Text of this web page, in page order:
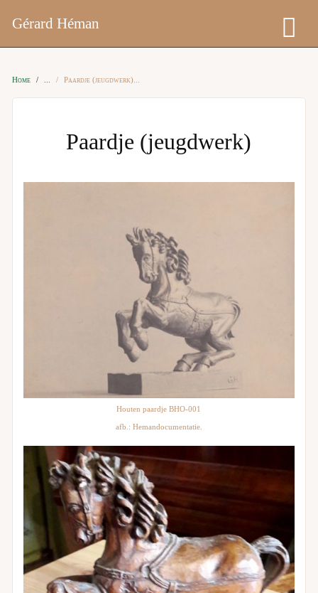
Gérard Héman
Home Paardje (jeugdwerk)
Paardje (jeugdwerk)
Houten paardje BHO-001
afb.: Hemandocumentatie.